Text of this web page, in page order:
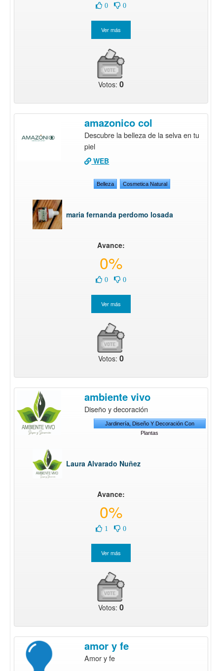
0 0
Votos: 0
amazonico col
Descubre la belleza de la selva en tu
piel
WEB
Belleza Cosmetica Natural
maria fernanda perdomo losada
Avance:
0%
0 0
Votos: 0
ambiente vivo
Diseño y decoración
Jardinería, Diseño Y Decoración Con
Plantas
Laura Alvarado Nuñez
Avance:
0%
1 0
Votos: 0
amor y fe
Amor y fe